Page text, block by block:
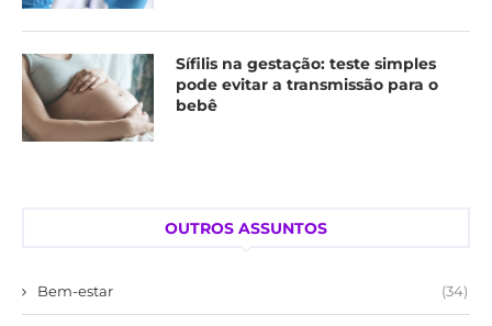
Sífilis na gestação: teste simples
pode evitar a transmissão para o
bebê
OUTROS ASSUNTOS
Bem-estar (34)